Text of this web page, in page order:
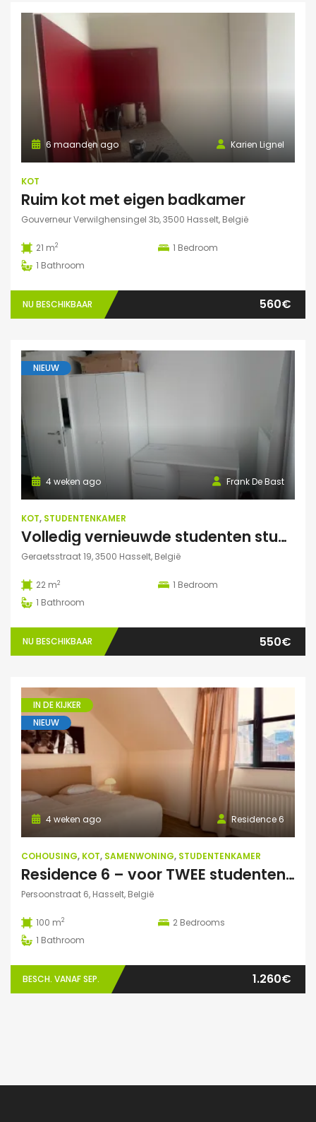
Karien Lignel
6 maanden ago
KOT
Ruim kot met eigen badkamer
Gouverneur Verwilghensingel 3b, 3500 Hasselt, België
21 m2 1 Bedroom
1 Bathroom
NU BESCHIKBAAR 560€
NIEUW
Frank De Bast
4 weken ago
KOT, STUDENTENKAMER
Volledig vernieuwde studenten studio te huur
Geraetsstraat 19, 3500 Hasselt, België
22 m2 1 Bedroom
1 Bathroom
NU BESCHIKBAAR 550€
IN DE KIJKER
NIEUW
Residence 6
4 weken ago
COHOUSING, KOT, SAMENWONING, STUDENTENKAMER
Residence 6 – voor TWEE studenten: Exclusieve studentenduplex
Persoonstraat 6, Hasselt, België
100 m2 2 Bedrooms
1 Bathroom
BESCH. VANAF SEP. 1.260€